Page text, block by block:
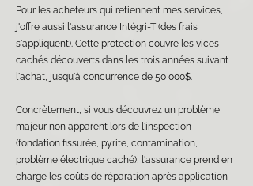
Pour les acheteurs qui retiennent mes services,
j'offre aussi l'assurance Intégri-T (des frais
s'appliquent). Cette protection couvre les vices
cachés découverts dans les trois années suivant
l'achat, jusqu'à concurrence de 50 000$.
Concrètement, si vous découvrez un problème
majeur non apparent lors de l'inspection
(fondation fissurée, pyrite, contamination,
problème électrique caché), l'assurance prend en
charge les coûts de réparation après application